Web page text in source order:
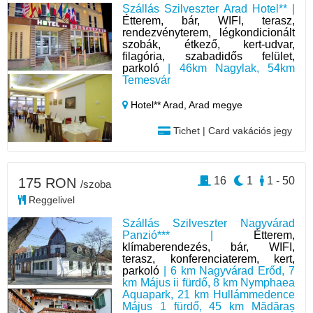
Szállás Szilveszter Arad Hotel** |
Étterem, bár, WIFI, terasz,
rendezvényterem, légkondicionált
szobák, étkező, kert-udvar,
filagória, szabadidős felület,
parkoló | 46km Nagylak, 54km
Temesvár
Hotel** Arad,Arad megye
Tichet | Card vakációs jegy
Szállás Szilveszter Nagyvárad
Panzió*** |
Étterem,
klímaberendezés, bár, WIFI,
terasz, konferenciaterem, kert,
parkoló | 6 km Nagyvárad Erőd, 7
km Május ii fürdő, 8 km Nymphaea
Aquapark, 21 km Hullámmedence
Május 1 fürdő, 45 km Mădăraș
175 RON /szoba
Reggelivel
1 - 50
1
16